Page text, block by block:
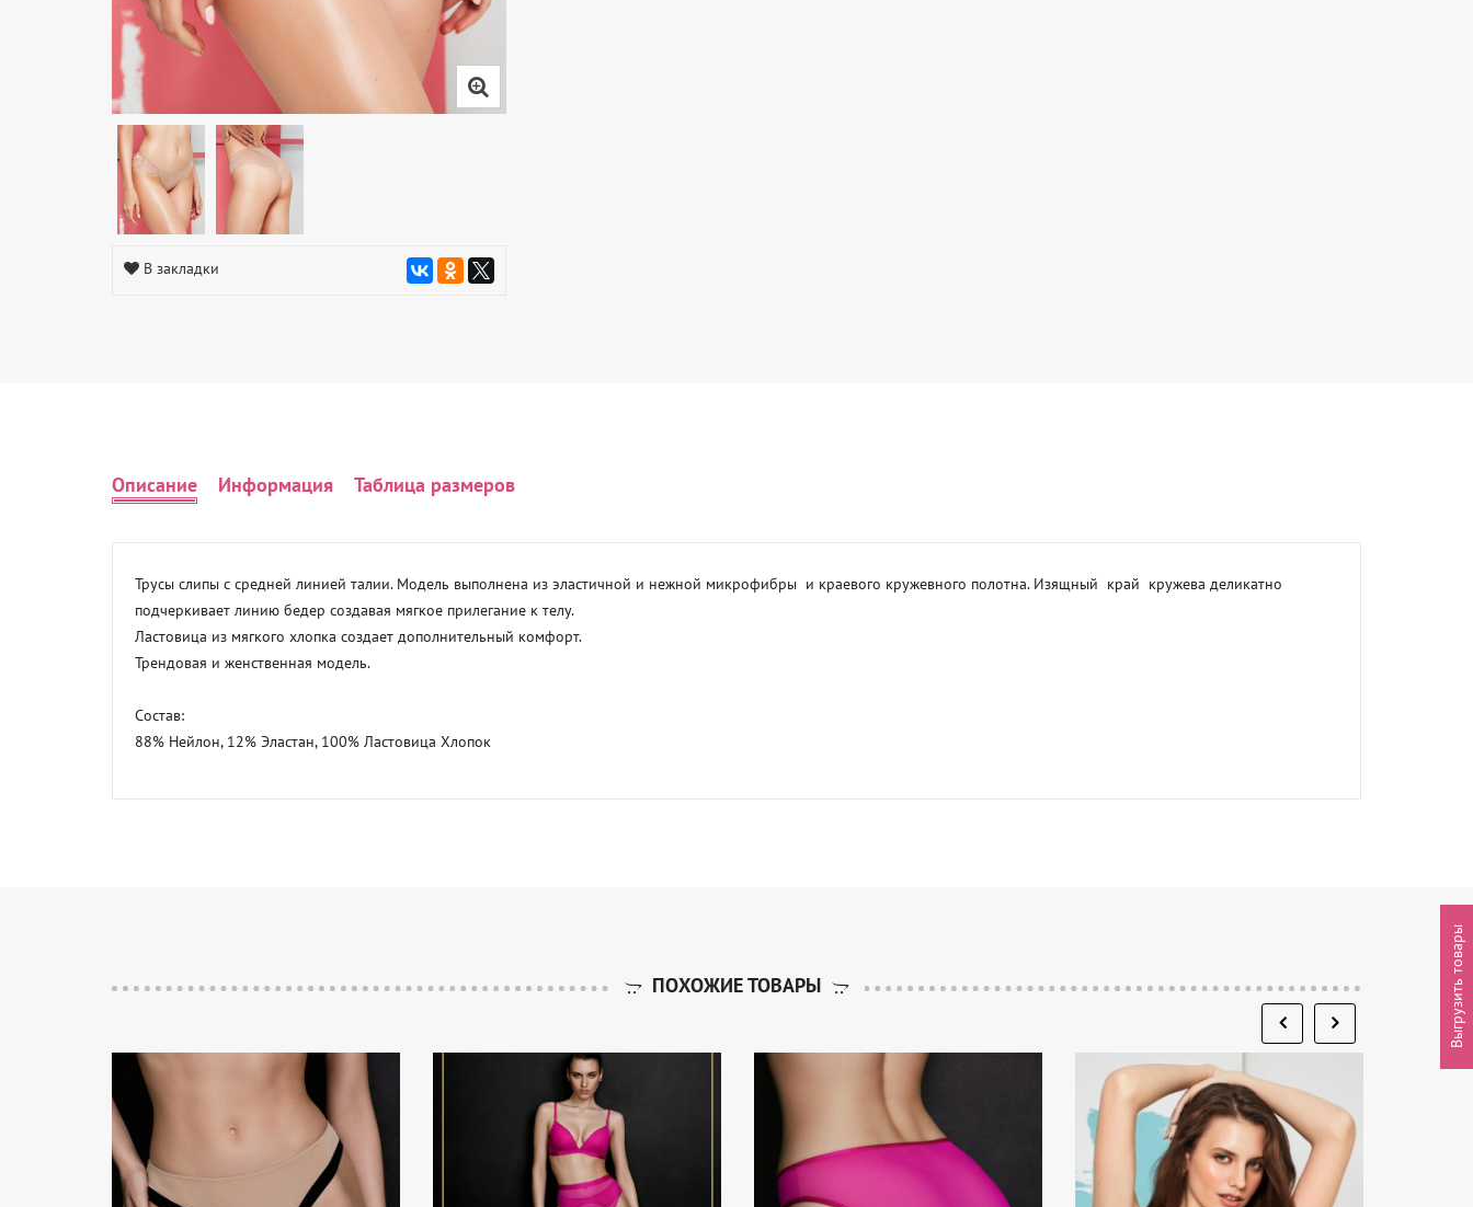
В закладки
Описание Информация Таблица размеров
Трусы слипы с средней линией талии. Модель выполнена из эластичной и нежной микрофибры  и краевого кружевного полотна. Изящный  край  кружева деликатно
подчеркивает линию бедер создавая мягкое прилегание к телу.
Ластовица из мягкого хлопка создает дополнительный комфорт.
Трендовая и женственная модель.
Состав:
88% Нейлон, 12% Эластан, 100% Ластовица Хлопок
ПОХОЖИЕ ТОВАРЫ Выгрузить товары